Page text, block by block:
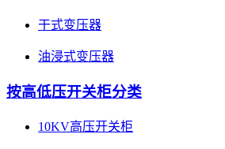
干式变压器
油浸式变压器
按高低压开关柜分类
10KV高压开关柜